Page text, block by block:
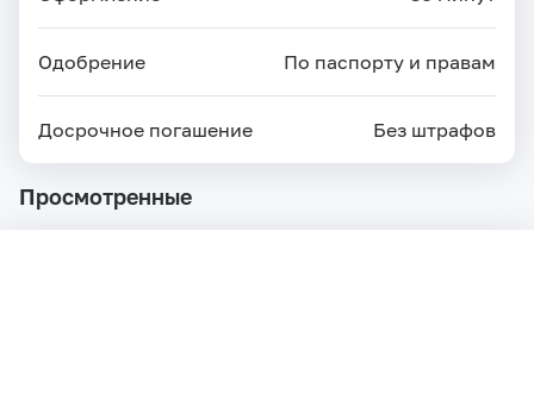
Одобрение По паспорту и правам
Досрочное погашение Без штрафов
Просмотренные